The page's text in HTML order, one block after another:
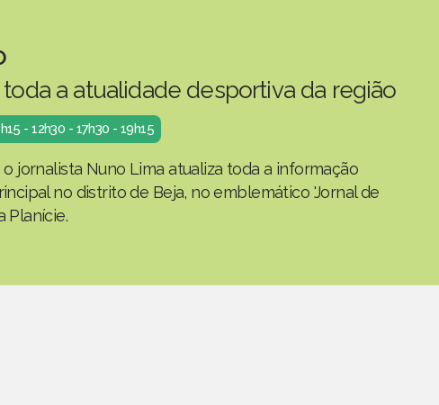
a atualidade desportiva da região
- 12h30 - 17h30 - 19h15
jornalista Nuno Lima atualiza toda a informação
no distrito de Beja, no emblemático 'Jornal de
Planície.